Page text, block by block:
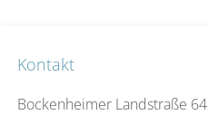
Kontakt
Bockenheimer Landstraße 64